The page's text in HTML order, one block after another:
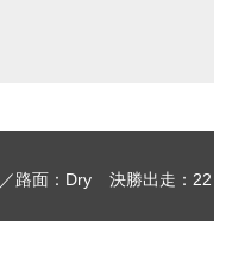
路面：Dry
決勝出走：22